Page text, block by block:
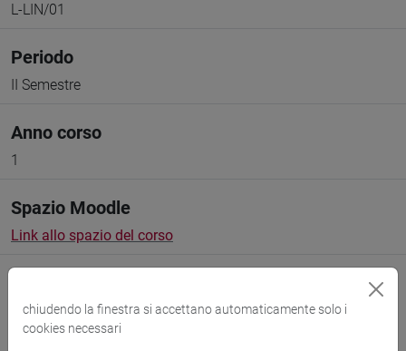
L-LIN/01
Periodo
II Semestre
Anno corso
1
Spazio Moodle
Link allo spazio del corso
chiudendo la finestra si accettano automaticamente solo i
cookies necessari